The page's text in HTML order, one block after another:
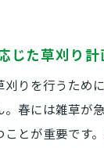
じた草刈り計
刈りを行うため
春には雑草が
とが重要です